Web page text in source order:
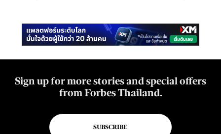
Sign up for more stories and special offers
from Forbes Thailand.
SUBSCRIBE